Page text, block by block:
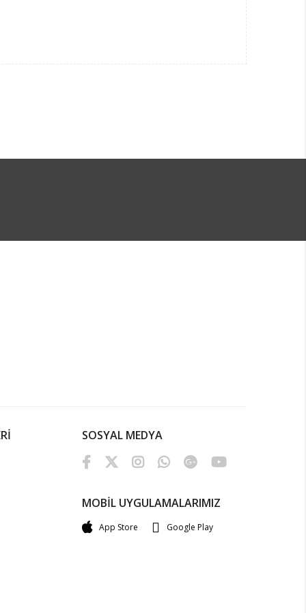
SOSYAL MEDYA
MOBİL UYGULAMALARIMIZ
App Store Google Play